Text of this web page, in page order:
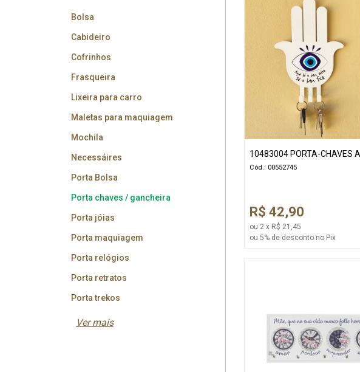
Bolsa
Cabideiro
Cofrinhos
Frasqueira
Lixeira para carro
Maletas para maquiagem
Mochila
Necessáires
Porta Bolsa
Porta chaves / gancheira
Porta jóias
Porta maquiagem
Porta relógios
Porta retratos
Porta trekos
Ver mais
10483004 PORTA-CHAVES
Cód.: 00552745
R$ 42,90
ou 2 x R$ 21,45
ou 5% de desconto no Pix